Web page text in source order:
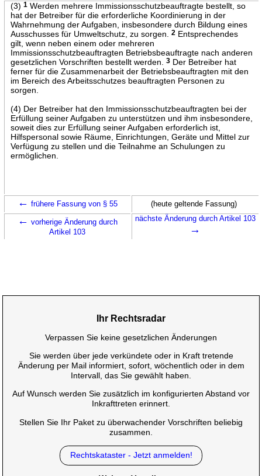
(3) 1Werden mehrere Immissionsschutzbeauftragte bestellt, so
hat der Betreiber für die erforderliche Koordinierung in der
Wahrnehmung der Aufgaben, insbesondere durch Bildung eines
Ausschusses für Umweltschutz, zu sorgen.
2Entsprechendes
gilt, wenn neben einem oder mehreren
Immissionsschutzbeauftragten Betriebsbeauftragte nach anderen
gesetzlichen Vorschriften bestellt werden.
3Der Betreiber hat
ferner für die Zusammenarbeit der Betriebsbeauftragten mit den
im Bereich des Arbeitsschutzes beauftragten Personen zu
sorgen.
(4) Der Betreiber hat den Immissionsschutzbeauftragten bei der
Erfüllung seiner Aufgaben zu unterstützen und ihm insbesondere,
soweit dies zur Erfüllung seiner Aufgaben erforderlich ist,
Hilfspersonal sowie Räume, Einrichtungen, Geräte und Mittel zur
Verfügung zu stellen und die Teilnahme an Schulungen zu
ermöglichen.
← frühere Fassung von § 55 (heute geltende Fassung)
← vorherige Änderung durch
Artikel 103
nächste Änderung durch Artikel 103
→
Ihr Rechtsradar
Verpassen Sie keine gesetzlichen Änderungen
Sie werden über jede verkündete oder in Kraft tretende
Änderung per Mail informiert, sofort, wöchentlich oder in dem
Intervall, das Sie gewählt haben.
Auf Wunsch werden Sie zusätzlich im konfigurierten Abstand vor
Inkrafttreten erinnert.
Stellen Sie Ihr Paket zu überwachender Vorschriften beliebig
zusammen.
Rechtskataster - Jetzt anmelden!